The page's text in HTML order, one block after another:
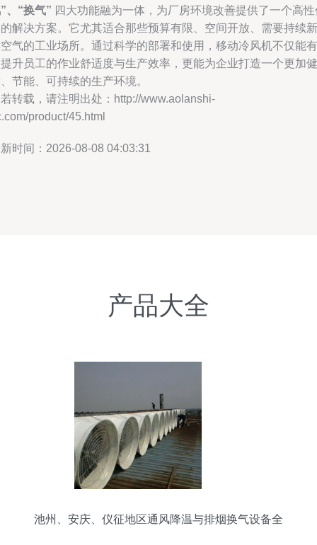
、“换气” 四大功能融为一体，为厂房环境改善提供了一个高性
解决方案。它尤其适合那些预算有限、空间开放、需要持续新
气的工业场所。通过科学的部署和使用，移动冷风机不仅能有
升员工的作业舒适度与生产效率，更能为企业打造一个更加健
节能、可持续的生产环境。
转载，请注明出处：http://www.aolanshi-
product/45.html
时间：2026-08-08 04:03:31
产品大全
池州、安庆、仪征地区通风降温与排烟换气设备全